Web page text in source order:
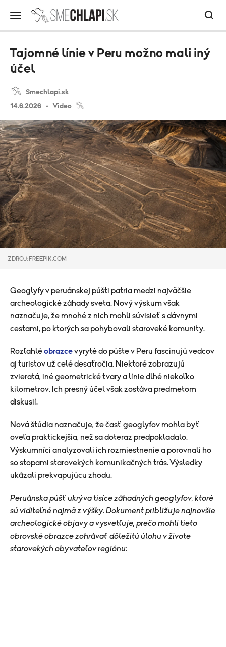
Smechlapi.sk
14.6.2026
Video
Tajomné línie v Peru možno mali iný
účel
ZDROJ: FREEPIK.COM
Geoglyfy v peruánskej púšti patria medzi najväčšie
archeologické záhady sveta. Nový výskum však
naznačuje, že mnohé z nich mohli súvisieť s dávnymi
cestami, po ktorých sa pohybovali staroveké komunity.
Rozľahléobrazcevyryté do púšte v Peru fascinujú vedcov
aj turistov už celé desaťročia. Niektoré zobrazujú
zvieratá, iné geometrické tvary a línie dlhé niekoľko
kilometrov. Ich presný účel však zostáva predmetom
diskusií.
Nová štúdia naznačuje, že časť geoglyfov mohla byť
oveľa praktickejšia, než sa doteraz predpokladalo.
Výskumníci analyzovali ich rozmiestnenie a porovnali ho
so stopami starovekých komunikačných trás. Výsledky
ukázali prekvapujúcu zhodu.
Peruánska púšť ukrýva tisíce záhadných geoglyfov, ktoré
sú viditeľné najmä z výšky. Dokument približuje najnovšie
archeologické objavy a vysvetľuje, prečo mohli tieto
obrovské obrazce zohrávať dôležitú úlohu v živote
starovekých obyvateľov regiónu: